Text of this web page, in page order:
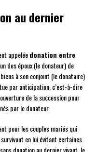
au dernier
appeléedonation entre
des époux (le donateur) de
à son conjoint (le donataire)
par anticipation, c’est-à-dire
de la succession pour
par le donateur.
pour les couples mariés qui
en lui évitant certaines
donation au dernier vivant, le